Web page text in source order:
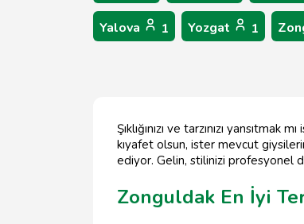
Yalova 1 Yozgat 1
Şıklığınızı ve tarzınızı
kıyafet olsun, ister mevcut
ediyor. Gelin, stilinizi profesyonel
Zonguldak En İyi